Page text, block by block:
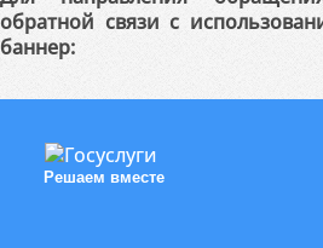
обратной связи с
баннер:
Решаем вместе